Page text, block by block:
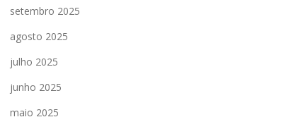
setembro 2025
agosto 2025
julho 2025
junho 2025
maio 2025